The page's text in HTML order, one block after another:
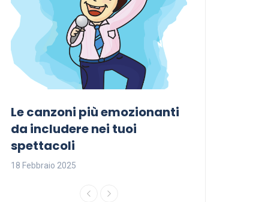
Le canzoni più emozionanti
da includere nei tuoi
spettacoli
18 Febbraio 2025